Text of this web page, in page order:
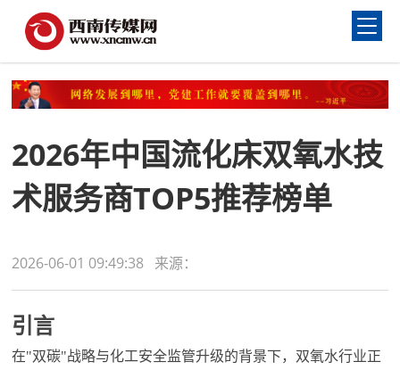
2026年中国流化床双氧水技
术服务商TOP5推荐榜单
2026-06-01 09:49:38 来源：
引言
在"双碳"战略与化工安全监管升级的背景下， 双氧水行业正